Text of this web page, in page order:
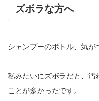
ズボラな方へ
シャンプーのボトル、気が
私みたいにズボラだと、汚
ことが多かったです。